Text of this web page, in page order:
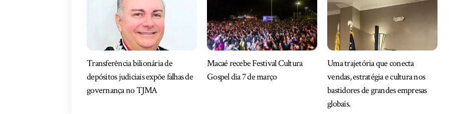
Transferência bilionária de
depósitos judiciais expõe falhas de
governança no TJMA
Macaé recebe Festival Cultura
Gospel dia 7 de março
Uma trajetória que conecta
vendas, estratégia e cultura nos
bastidores de grandes empresas
globais.